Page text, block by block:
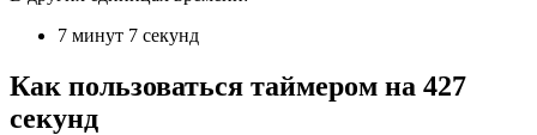
7 минут 7 секунд
Как пользоваться таймером на 427
секунд